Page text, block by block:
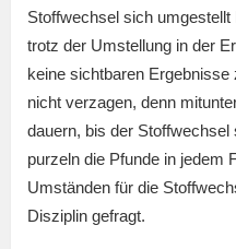
Stoffwechsel sich
trotz der Umstellung in der
keine sichtbaren
nicht verzagen, denn
dauern, bis der
purzeln die Pfunde in jedem
Umständen für die
Disziplin gefragt.